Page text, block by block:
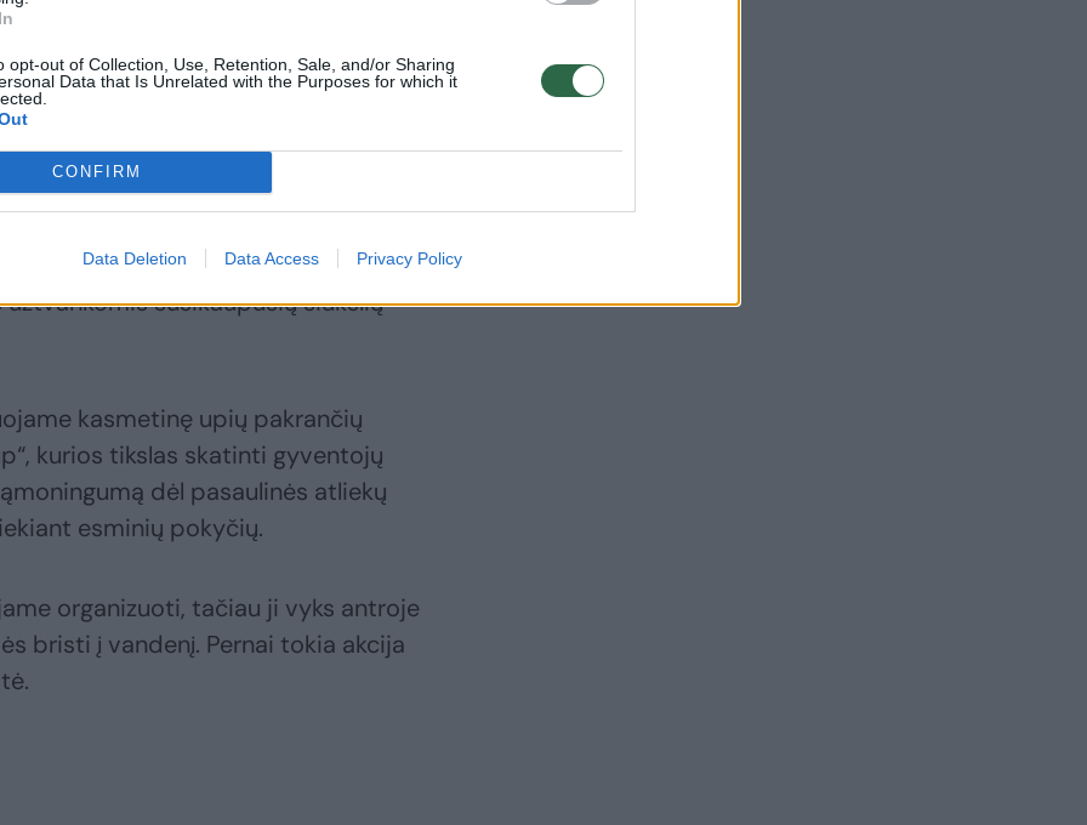
opt-out of Collection, Use, Retention, Sale, and/or Sharing
Data that Is Unrelated with the Purposes for which it
CONFIRM
Data Deletion Data Access Privacy Policy
vandens telkiniuose perdavėme
Miesto infrastruktūros skyriaus
paaiškino, kad užtvankų
pagal sutartį atlieka UAB
pagal poreikį Savivaldybė teikia
susikaupusių šiukšlių
kasmetinę upių pakrančių
kurios tikslas skatinti gyventojų
dėl pasaulinės atliekų
esminių pokyčių.
organizuoti, tačiau ji vyks antroje
bristi į vandenį. Pernai tokia akcija